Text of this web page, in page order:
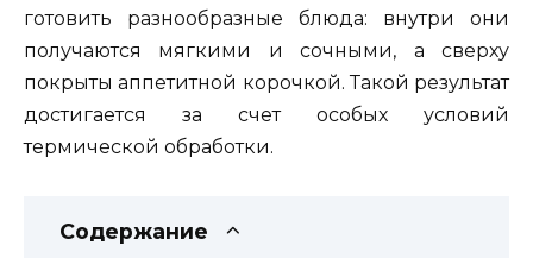
готовить разнообразные блюда: внутри они
получаются мягкими и сочными, а сверху
покрыты аппетитной корочкой. Такой результат
достигается за счет особых условий
термической обработки.
Содержание